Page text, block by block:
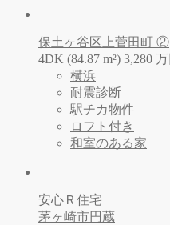
保土ヶ谷区上菅田町 ②
4DK (84.87 m²) 3,280 万
横浜
耐震診断
駅チカ物件
ロフト付き
和室のある家
安心Ｒ住宅
茅ヶ崎市円蔵